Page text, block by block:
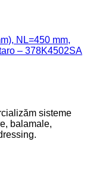
NL=450 mm,
– 378K4502SA
sisteme
balamale,